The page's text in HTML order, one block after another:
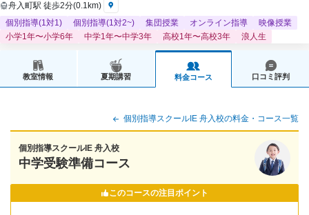
舟入町駅 徒歩2分(0.1km)
個別指導(1対1)
個別指導(1対2~) 集団授業 オンライン指導
映像授業
小学1年〜小学6年
中学1年〜中学3年 高校1年〜高校3年 浪人生
教室情報 夏期講習 料金コース 口コミ評判
個別指導スクールIE 舟入校の料金・コース一覧
個別指導スクールIE 舟入校
中学受験準備コース
このコースの注目ポイント